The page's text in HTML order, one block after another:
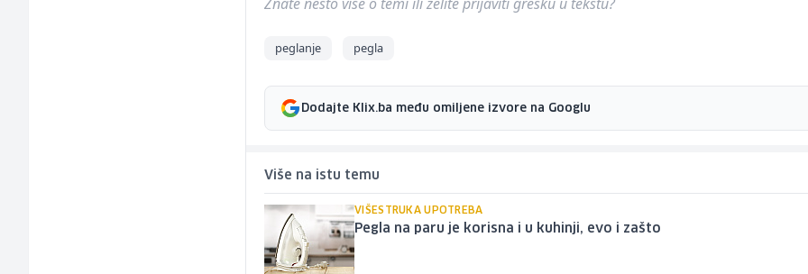
Znate nešto više o temi ili želite prijaviti grešku u tekstu?
peglanje pegla
Dodajte Klix.ba među omiljene izvore na Googlu
Više na istu temu
VIŠESTRUKA UPOTREBA
Pegla na paru je korisna i u kuhinji, evo i zašto